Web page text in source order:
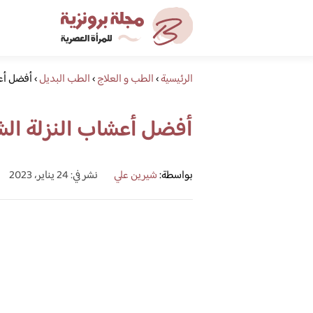
الرئيسية›الطب و العلاج›الطب البديل›أفضل
أفضل أعشاب النزلة
بواسطة:شيرين علي نشر في: 24 يناير، 2023